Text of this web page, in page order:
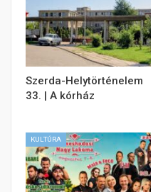
Szerda-Helytörténelem
33. | A kórház
KULTÚRA